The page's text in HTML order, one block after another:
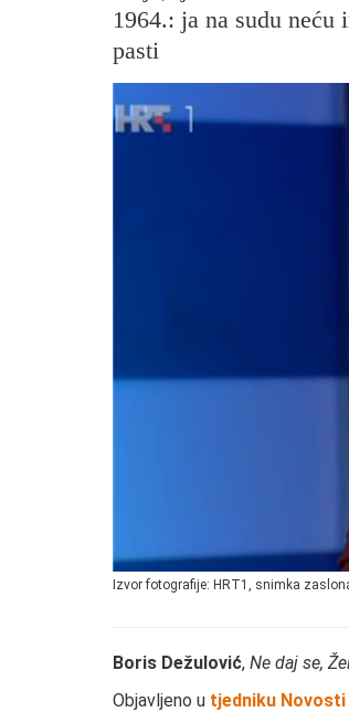
1964.: ja na sudu
pasti
Izvor fotografije: HRT1, snimka
Boris Dežulović, Ne daj se,
Objavljeno u tjedniku Novosti